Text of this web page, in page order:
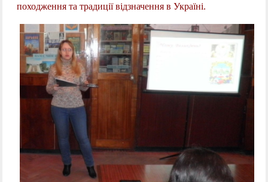
походження та традиції відзначення в Україні.